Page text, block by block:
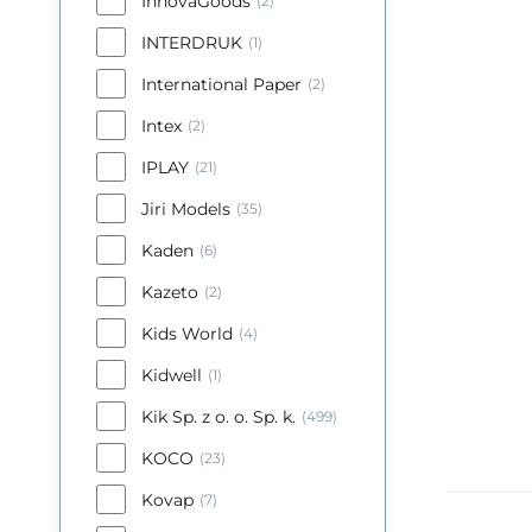
INTERDRUK (1)
International Paper (2)
Intex (2)
IPLAY (21)
Jiri Models (35)
Kaden (6)
Kazeto (2)
Kids World (4)
Kidwell (1)
Kik Sp. z o. o. Sp. k. (499)
KOCO (23)
Kovap (7)